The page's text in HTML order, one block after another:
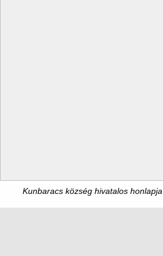
Kunbaracs község hivatalos honlapja